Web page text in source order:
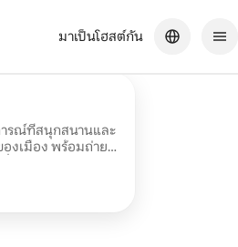
มาเป็นโฮสต์กัน
รณ์ที่สนุกสนานและ
งเมือง พร้อมถ่าย
โมง 30 นาที ปรับ
ลางเมืองที่คุณ
ที่น่าจดจำจาก